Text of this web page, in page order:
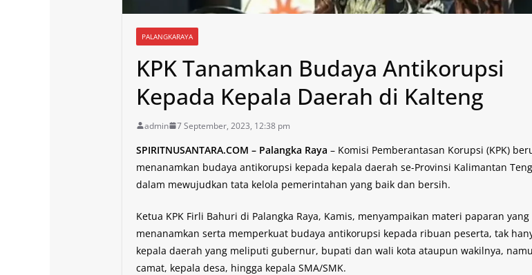
PALANGKARAYA
KPK Tanamkan Budaya Antikorupsi
Kepada Kepala Daerah di Kalteng
admin 7 September, 2023, 12:38 pm
SPIRITNUSANTARA.COM – Palangka Raya – Komisi Pemberantasan Korupsi (KPK)
menanamkan budaya antikorupsi kepada kepala daerah se-Provinsi Kalimantan
dalam mewujudkan tata kelola pemerintahan yang baik dan bersih.
Ketua KPK Firli Bahuri di Palangka Raya, Kamis, menyampaikan materi paparan yang
menanamkan serta memperkuat budaya antikorupsi kepada ribuan peserta, tak
kepala daerah yang meliputi gubernur, bupati dan wali kota ataupun wakilnya,
camat, kepala desa, hingga kepala SMA/SMK.